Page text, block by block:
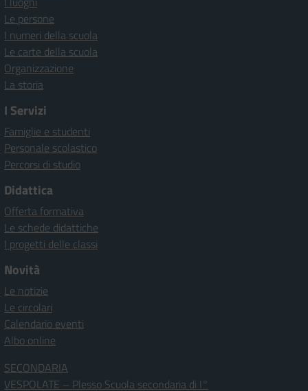
Le persone
I numeri della scuola
Le carte della scuola
Organizzazione
La storia
I Servizi
Famiglie e studenti
Personale scolastico
Percorsi di studio
Didattica
Offerta formativa
Le schede didattiche
I progetti delle classi
Novità
Le notizie
Le circolari
Calendario eventi
Albo online
SECONDARIA
VESPOLATE – Plesso Scuola secondaria di I°